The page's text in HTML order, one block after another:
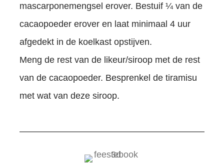
mascarponemengsel erover. Bestuif ¼ van de
cacaopoeder erover en laat minimaal 4 uur
afgedekt in de koelkast opstijven.
Meng de rest van de likeur/siroop met de rest
van de cacaopoeder. Besprenkel de tiramisu
met wat van deze siroop.